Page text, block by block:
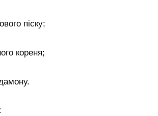
піску;
кореня;